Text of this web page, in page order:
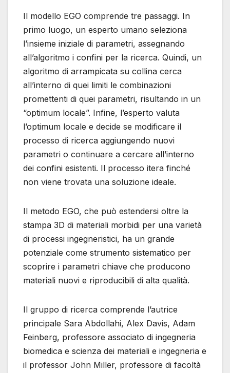
Il modello EGO comprende tre passaggi. In
primo luogo, un esperto umano seleziona
l’insieme iniziale di parametri, assegnando
all’algoritmo i confini per la ricerca. Quindi, un
algoritmo di arrampicata su collina cerca
all’interno di quei limiti le combinazioni
promettenti di quei parametri, risultando in un
“optimum locale”. Infine, l’esperto valuta
l’optimum locale e decide se modificare il
processo di ricerca aggiungendo nuovi
parametri o continuare a cercare all’interno
dei confini esistenti. Il processo itera finché
non viene trovata una soluzione ideale.
Il metodo EGO, che può estendersi oltre la
stampa 3D di materiali morbidi per una varietà
di processi ingegneristici, ha un grande
potenziale come strumento sistematico per
scoprire i parametri chiave che producono
materiali nuovi e riproducibili di alta qualità.
Il gruppo di ricerca comprende l’autrice
principale Sara Abdollahi, Alex Davis, Adam
Feinberg, professore associato di ingegneria
biomedica e scienza dei materiali e ingegneria e
il professor John Miller, professore di facoltà